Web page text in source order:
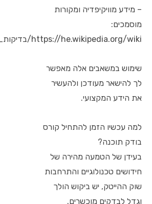
– מידע מוויקיפדיה ומקורות
מוסמכים:
https://he.wikipedia.org/wiki/בדיקות_תוכנה
שימוש במשאבים אלה מאפשר
לך להישאר מעודכן ולהעשיר
את הידע המקצועי.
למה עכשיו הזמן להתחיל קורס
בודק תוכנה?
בעידן של הטמעה מהירה של
חידושים טכנולוגיים והתרחבות
שוק ההייטק, יש ביקוש הולך
וגדל לבדקים מוכשרים.